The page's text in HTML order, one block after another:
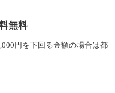
無料
円を下回る金額の場合は都